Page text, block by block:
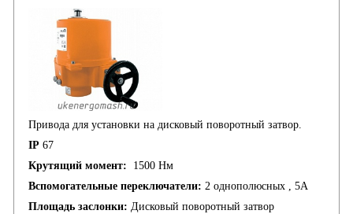
Привода для установки на дисковый поворотный затвор.
IP 67
Крутящий момент: 1500 Нм
Вспомогательные переключатели: 2 однополюсных , 5А
Площадь заслонки: Дисковый поворотный затвор